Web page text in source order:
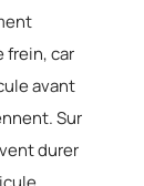
frein, car
avant
Sur
durer